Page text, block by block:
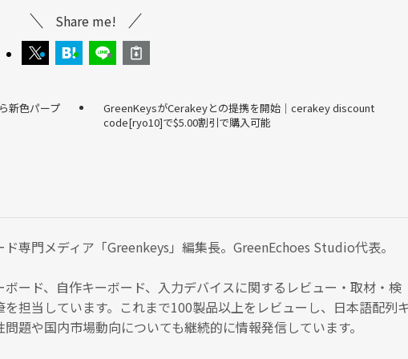
Share me!
新色パープ
GreenKeysがCerakeyとの提携を開始｜cerakey discount
code[ryo10]で$5.00割引で購入可能
ド専門メディア「Greenkeys」編集長。GreenEchoes Studio代表。
ボード、自作キーボード、入力デバイスに関するレビュー・取材・検
を担当しています。これまで100製品以上をレビューし、日本語配列
題や国内市場動向についても継続的に情報発信しています。